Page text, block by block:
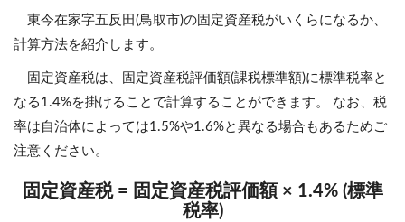
東今在家字五反田(鳥取市)の固定資産税がいくらになるか、
計算方法を紹介します。
固定資産税は、固定資産税評価額(課税標準額)に標準税率と
なる1.4%を掛けることで計算することができます。 なお、税
率は自治体によっては1.5%や1.6%と異なる場合もあるためご
注意ください。
固定資産税 = 固定資産税評価額 × 1.4% (標準
税率)